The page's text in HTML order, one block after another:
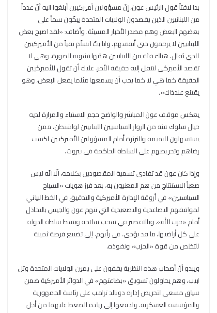
بدا لافتاً قول الرئيس عون، إنّ مسؤولين أميركيين أبلغوا اليه أنّ عدداً
من اللبنانيين الذين يقصدون الولايات المتحدة يبخّون سماً على
بعضهم البعض وهم مصدر الأخبار المسيئة. وأضاف: «لقد اصبح بعض
اللبنانيين لا يرحمون حتى أنفسهم. وانا بتّ اتسلّم نفياً من الأميركيين
للذي يُقال. هناك فئة من اللبنانيين همّها تشويه الصورة، وهي لا
تقصد الأميركي لتنقل إليه حقيقة الأمر. عليك أن تقول للأميركيين
الحقيقة كما هي لا كما يحب أن يسمعها مثلما يفعل البعض، وهو
يقتنع عندذاك».
يعكس موقف عون المباشر والواضح حجم الاستياء والمرارة لديه
حيال سلوك فئة من الزوار السياسيين اللبنانيين لواشنطن، ممن
يستسهلون النميمة والثرثرة أمام المسؤولين الأميركيين لكسب
رضاهم وتحريضهم على السلطة الحاكمة في بيروت.
وإذا كان عون قد تفادى تسمية المقصودين بكلامه، الّا انّه ليس
صعباً الاستنتاج من هم المعنيون به، بعد فرز هويات «السياح
السياسيين» في أروقة الإدارة الأميركية والتدقيق في الخط البياني
لمواقفهم التصاعدية والتصعيدية التي تتهم عون والجيش بالتخاذل
أمام «حزب الله»، وبالتقصير في سحب سلاحه وبسط سلطة الدولة
على كل أراضيها، ما قد يؤدي، في رأيهم، إلى تضييع فرصة ثمينة
للتخلص من قوة «الحزب» ونفوذه.
ويبدو أنّ أصحاب هذه النظرية يقفون على يمين الولايات المتحدة وتل
ابيب، وهم يحاولون تسويق «بضاعتهم» في الدوائر الأميركية ضمن
سياق مسعى لتحريض إدارة دونالد ترامب على رئاسة الجمهورية
والمؤسسة العسكرية، ولدفعها إلى زيادة الضغط عليهما من أجل